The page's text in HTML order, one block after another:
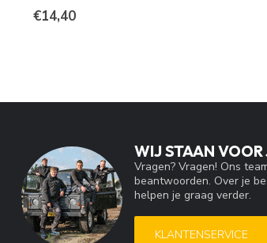
€14,40
WIJ STAAN VOOR
Vragen? Vragen! Ons
beantwoorden. Over je
helpen je graag verder.
KLANTENSERVICE